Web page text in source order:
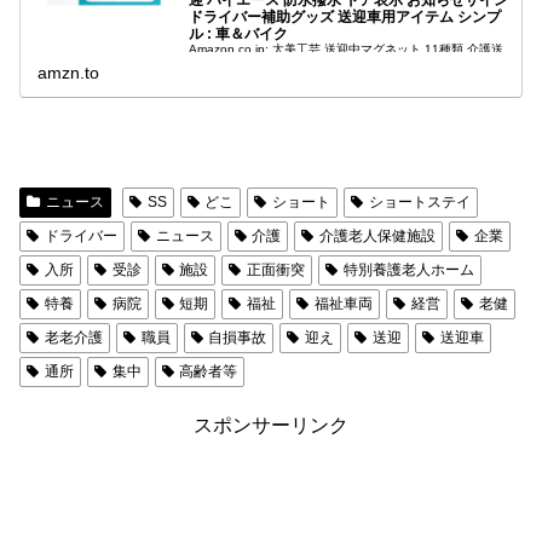
ドライバー補助グッズ 送迎車用アイテム シンプ
ル : 車＆バイク
Amazon.co.jp: 太美工芸 送迎中マグネット 11種類 介護送
amzn.to
ニュース SS どこ ショート
ショートステイ
ドライバー
ニュース 介護 介護老人保健施設
企業
入所
受診 施設 正面衝突
特別養護老人ホーム
特養
病院 短期 福祉 福祉車両 経営
老健
老老介護
職員 自損事故 迎え 送迎
送迎車
通所
集中 高齢者等
スポンサーリンク